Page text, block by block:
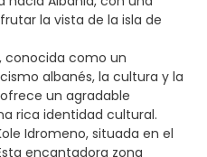
la vista de la isla de
conocida como un
albanés, la cultura y la
un agradable
rica identidad cultural.
Idromeno, situada en el
encantadora zona